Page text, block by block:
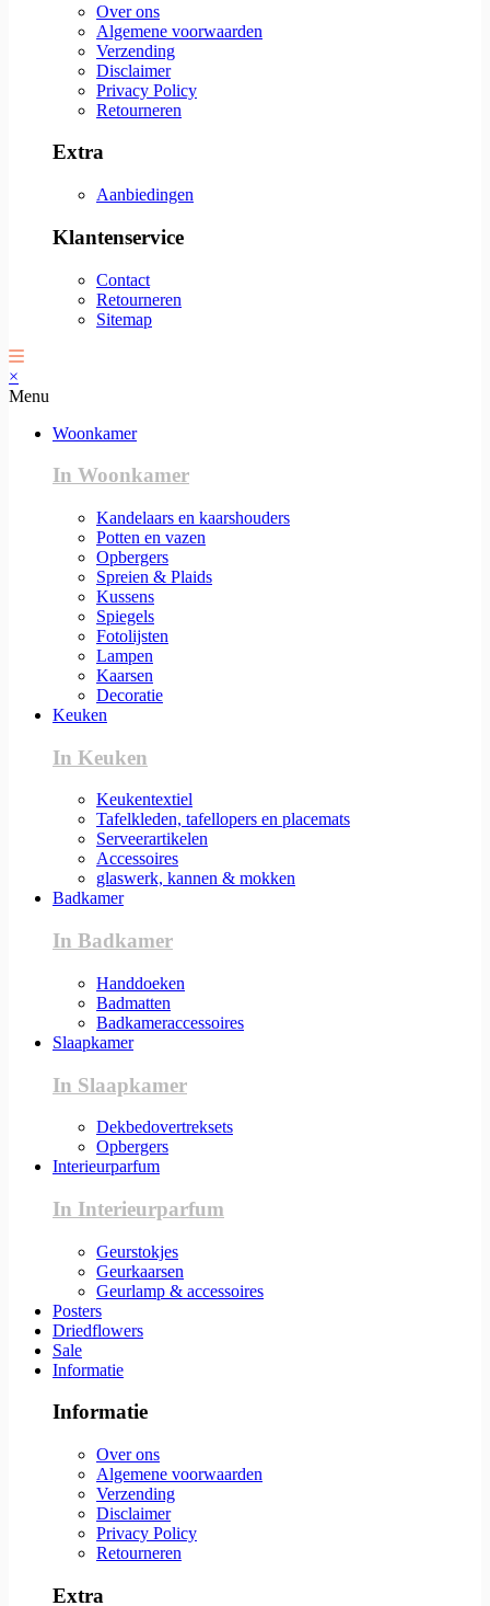
Over ons
Algemene voorwaarden
Verzending
Disclaimer
Privacy Policy
Retourneren
Extra
Aanbiedingen
Klantenservice
Contact
Retourneren
Sitemap
×
Menu
Woonkamer
In Woonkamer
Kandelaars en kaarshouders
Potten en vazen
Opbergers
Spreien & Plaids
Kussens
Spiegels
Fotolijsten
Lampen
Kaarsen
Decoratie
Keuken
In Keuken
Keukentextiel
Tafelkleden, tafellopers en placemats
Serveerartikelen
Accessoires
glaswerk, kannen & mokken
Badkamer
In Badkamer
Handdoeken
Badmatten
Badkameraccessoires
Slaapkamer
In Slaapkamer
Dekbedovertreksets
Opbergers
Interieurparfum
In Interieurparfum
Geurstokjes
Geurkaarsen
Geurlamp & accessoires
Posters
Driedflowers
Sale
Informatie
Informatie
Over ons
Algemene voorwaarden
Verzending
Disclaimer
Privacy Policy
Retourneren
Extra